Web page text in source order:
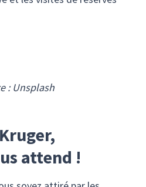
: Unsplash
attend !